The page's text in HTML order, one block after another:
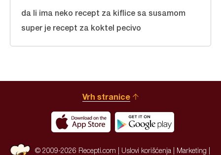
da li ima neko recept za kiflice sa susamom
super je recept za koktel pecivo
Vrh stranice
© 2009-2026 Recepti.com | Uslovi korišćenja Marketing